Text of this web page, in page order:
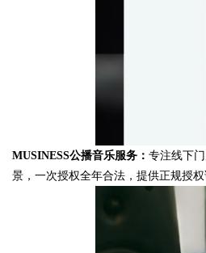
MUSINESS公播音乐服务： 专注线下
景，一次授权全年合法，提供正规授